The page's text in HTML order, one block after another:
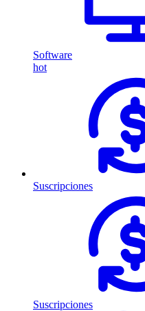
Software
hot
Suscripciones
Suscripciones